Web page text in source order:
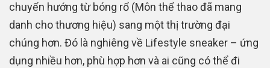
chuyển hướng từ bóng rổ (Môn thể thao đã mang
danh cho thương hiệu) sang một thị trường đại
chúng hơn. Đó là nghiêng về Lifestyle sneaker – ứng
dụng nhiều hơn, phù hợp hơn và ai cũng có thể đi